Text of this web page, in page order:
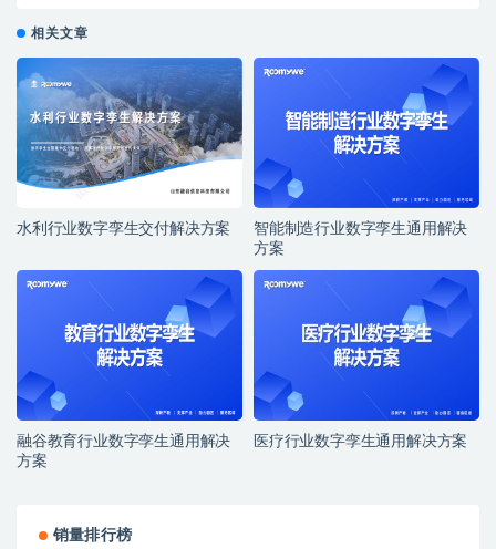
相关文章
水利行业数字孪生交付解决方案
智能制造行业数字孪生通用解决
方案
融谷教育行业数字孪生通用解决
方案
医疗行业数字孪生通用解决方案
销量排行榜